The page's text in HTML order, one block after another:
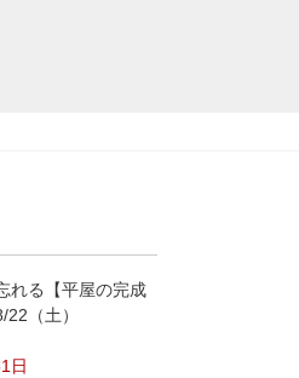
れる【平屋の完成
（土）
日